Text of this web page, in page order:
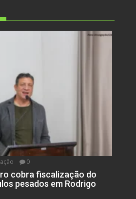
0
cobra fiscalização do
pesados em Rodrigo